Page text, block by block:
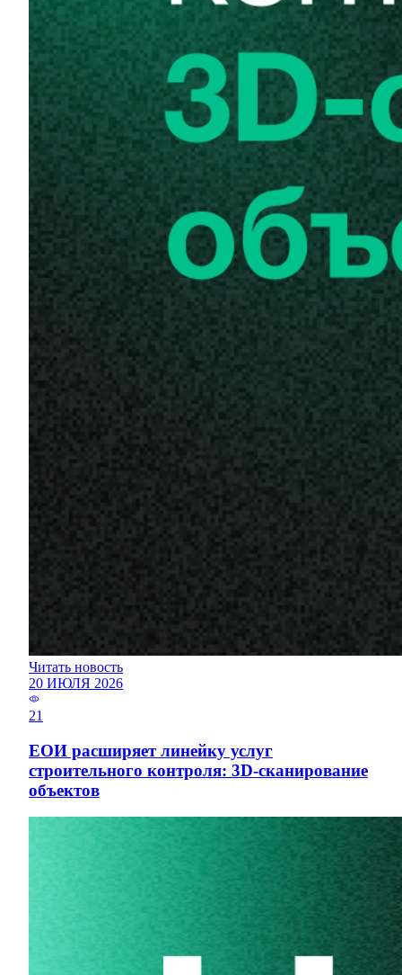
Читать новость
20 ИЮЛЯ 2026
21
ЕОИ расширяет линейку услуг
строительного контроля: 3D-сканирование
объектов